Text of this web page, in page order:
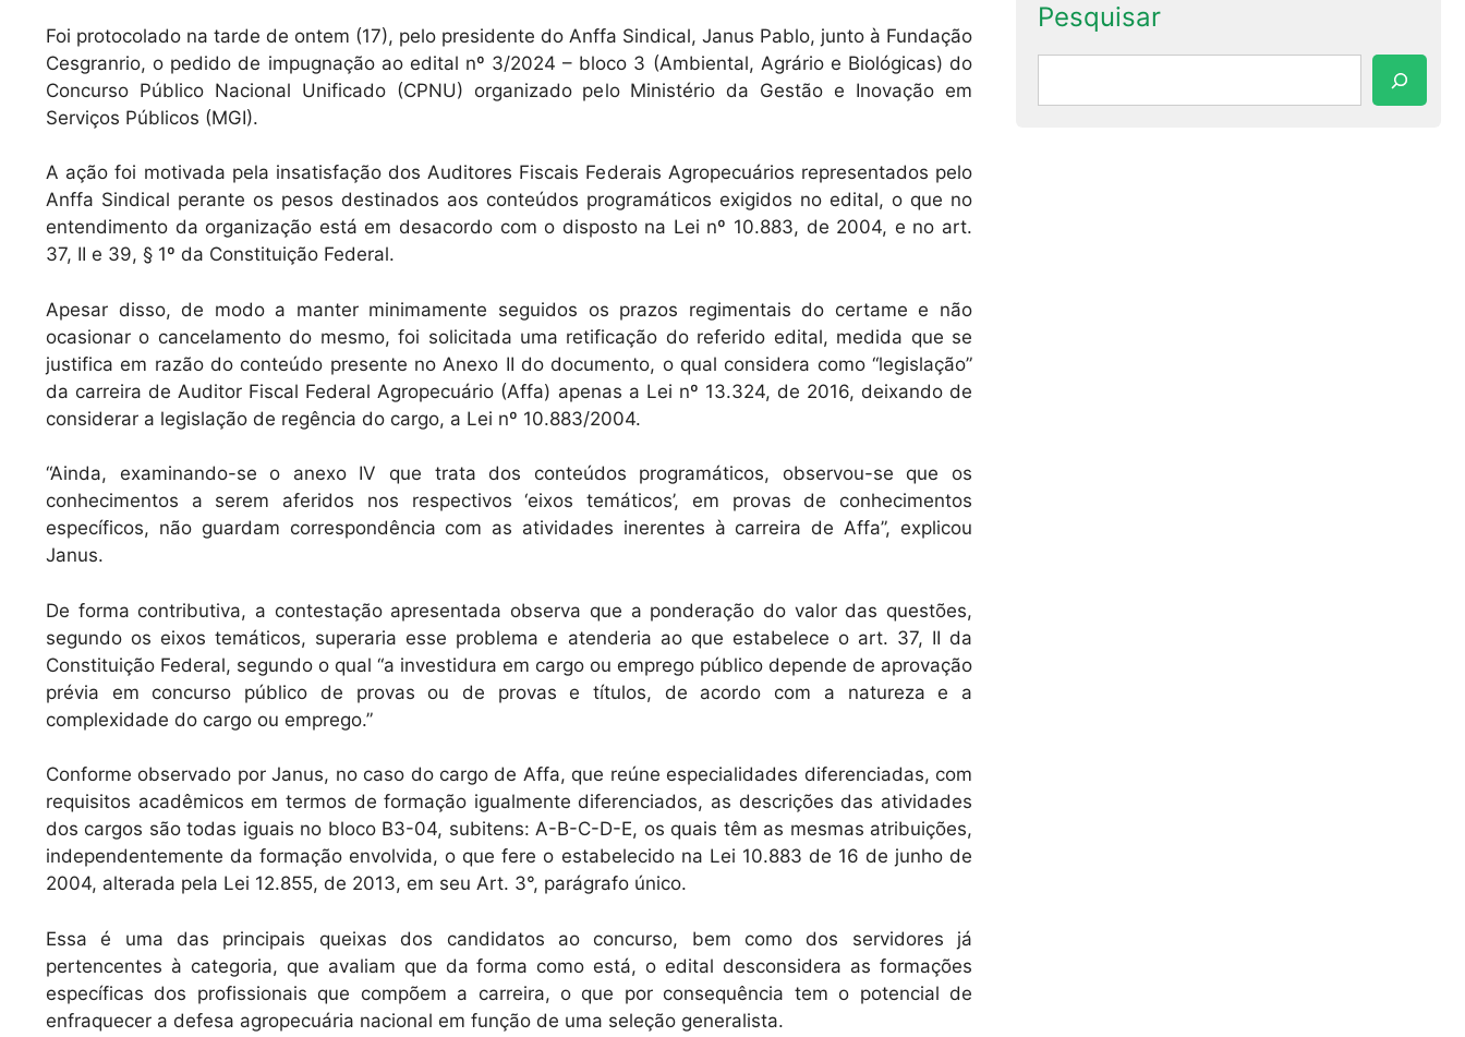
A
p
p
b
o
o
Foi protocolado na tarde de ontem (17), pelo presidente do Anffa Sindical, Janus Pablo, junto à Fundação
Cesgranrio, o pedido de impugnação ao edital nº 3/2024 – bloco 3 (Ambiental, Agrário e Biológicas) do
Concurso Público Nacional Unificado (CPNU) organizado pelo Ministério da Gestão e Inovação em
Serviços Públicos (MGI).
A ação foi motivada pela insatisfação dos Auditores Fiscais Federais Agropecuários representados pelo
Anffa Sindical perante os pesos destinados aos conteúdos programáticos exigidos no edital, o que no
entendimento da organização está em desacordo com o disposto na Lei nº 10.883, de 2004, e no art.
37, II e 39, § 1º da Constituição Federal.
Apesar disso, de modo a manter minimamente seguidos os prazos regimentais do certame e não
ocasionar o cancelamento do mesmo, foi solicitada uma retificação do referido edital, medida que se
justifica em razão do conteúdo presente no Anexo II do documento, o qual considera como “legislação”
da carreira de Auditor Fiscal Federal Agropecuário (Affa) apenas a Lei nº 13.324, de 2016, deixando de
considerar a legislação de regência do cargo, a Lei nº 10.883/2004.
“Ainda, examinando-se o anexo IV que trata dos conteúdos programáticos, observou-se que os
conhecimentos a serem aferidos nos respectivos ‘eixos temáticos’, em provas de conhecimentos
específicos, não guardam correspondência com as atividades inerentes à carreira de Affa”, explicou
Janus.
De forma contributiva, a contestação apresentada observa que a ponderação do valor das questões,
segundo os eixos temáticos, superaria esse problema e atenderia ao que estabelece o art. 37, II da
Constituição Federal, segundo o qual “a investidura em cargo ou emprego público depende de aprovação
prévia em concurso público de provas ou de provas e títulos, de acordo com a natureza e a
complexidade do cargo ou emprego.”
Conforme observado por Janus, no caso do cargo de Affa, que reúne especialidades diferenciadas, com
requisitos acadêmicos em termos de formação igualmente diferenciados, as descrições das atividades
dos cargos são todas iguais no bloco B3-04, subitens: A-B-C-D-E, os quais têm as mesmas atribuições,
independentemente da formação envolvida, o que fere o estabelecido na Lei 10.883 de 16 de junho de
2004, alterada pela Lei 12.855, de 2013, em seu Art. 3°, parágrafo único.
Essa é uma das principais queixas dos candidatos ao concurso, bem como dos servidores já
pertencentes à categoria, que avaliam que da forma como está, o edital desconsidera as formações
específicas dos profissionais que compõem a carreira, o que por consequência tem o potencial de
enfraquecer a defesa agropecuária nacional em função de uma seleção generalista.
Pesquisar